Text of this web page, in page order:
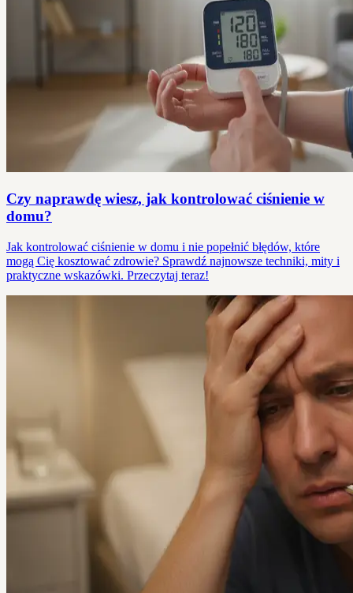
Czy naprawdę wiesz, jak kontrolować ciśnienie w
domu?
Jak kontrolować ciśnienie w domu i nie popełnić błędów, które
mogą Cię kosztować zdrowie? Sprawdź najnowsze techniki, mity i
praktyczne wskazówki. Przeczytaj teraz!